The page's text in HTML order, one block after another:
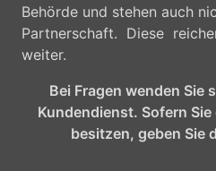
Behörde und stehen auch
Partnerschaft. Diese
weiter.
Bei Fragen wenden Sie
Kundendienst. Sofern
besitzen, geben Sie